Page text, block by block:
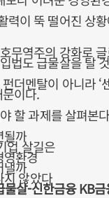
력이 뚝 떨어진 상
무역주의 강화로
법도 급물살을 탈
더멘탈이 아니라
이다.
할 과제를 살펴본
될까
업 살길은
영환경
낼까
지 않았다
살-신한금융 KB